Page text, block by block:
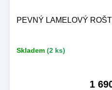
PEVNÝ LAMELOVÝ
Skladem (2 ks)
1